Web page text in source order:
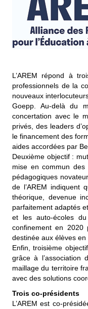
L’AREM répond à
professionnels de la
nouveaux
Goepp. Au-delà du
concertation avec le
privés, des leaders
le financement des
aides accordées par
Deuxième objectif :
mise en commun
pédagogiques
de l’AREM indiquent
théorique, devenue
parfaitement adaptés
et les auto-écoles
confinement en
destinée aux élèves en
Enfin, troisième
grâce à l’association
maillage du territoire
avec des solutions
Trois co-présidents
L’AREM est co-